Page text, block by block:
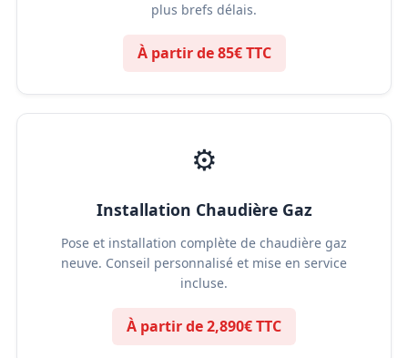
plus brefs délais.
À partir de 85€ TTC
⚙️
Installation Chaudière Gaz
Pose et installation complète de chaudière gaz
neuve. Conseil personnalisé et mise en service
incluse.
À partir de 2,890€ TTC